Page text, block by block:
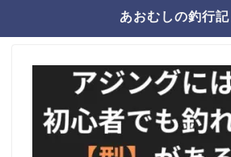
あおむしの釣行記